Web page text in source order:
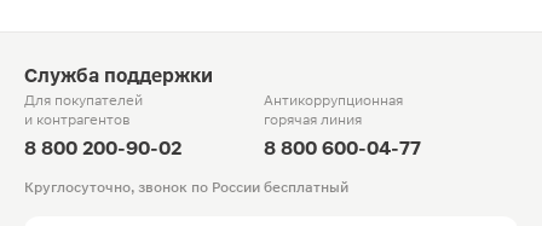
Служба поддержки
Для покупателей
и контрагентов
8 800 200-90-02
Антикоррупционная
горячая линия
8 800 600-04-77
Круглосуточно, звонок по России бесплатный